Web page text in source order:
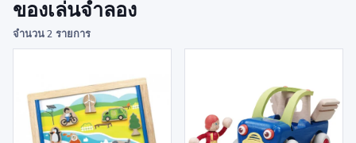
ของเล่นจำลอง
จำนวน 2 รายการ